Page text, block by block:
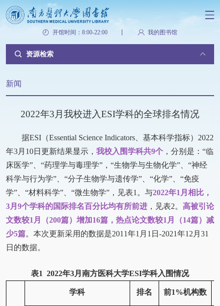
开馆时间：8:00-22:00 我的图书馆
资源检索
新闻
2022年3月我校进入ESI学科的全球排名情况
据ESI（Essential Science Indicators、基本科学指标）2022
年3月10日更新结果显示， 我校入围学科共9个，分别是：“临
床医学”、“药理学与毒理学”，“生物学与生物化学”、“神经
科学与行为学”、“分子生物学与遗传学”、“化学”、“免疫
学”、“材料科学”、“微生物学”，见表1。与2022年1月相比，
3月9个学科的国际排名百分比均有所前进，见表2。 高被引论
文数较1月（200篇）增加16篇，热点论文数较1月（14篇）减
少5篇。本次更新采用的数据是2011年1月1日-2021年12月31
日的数据。
表1 2022年3月南方医科大学ESI学科入围情况
学科 排名 前1%机构数